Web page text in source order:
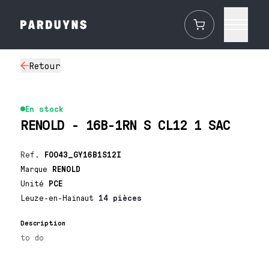
Retour
En stock
RENOLD - 16B-1RN S CL12 1 SAC
Ref. F0043_GY16B1S12I
Marque RENOLD
Unité PCE
Leuze-en-Hainaut 14 pièces
Description
to do